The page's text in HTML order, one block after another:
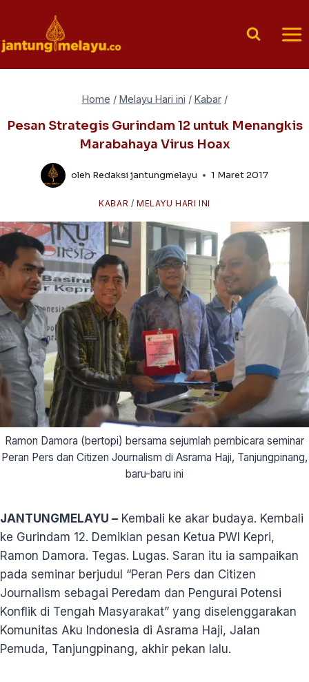
content
Home / Melayu Hari ini / Kabar /
Pesan Strategis Gurindam 12 untuk Menangkis
Marabahaya Virus Hoax
oleh Redaksi jantungmelayu 1 Maret 2017
KABAR / MELAYU HARI INI
Ramon Damora (bertopi) bersama sejumlah pembicara seminar
Peran Pers dan Citizen Journalism di Asrama Haji, Tanjungpinang,
baru-baru ini
JANTUNGMELAYU – Kembali ke akar budaya. Kembali
ke Gurindam 12. Demikian pesan Ketua PWI Kepri,
Ramon Damora. Tegas. Lugas. Saran itu ia sampaikan
pada seminar berjudul “Peran Pers dan Citizen
Journalism sebagai Peredam dan Pengurai Potensi
Konflik di Tengah Masyarakat” yang diselenggarakan
Komunitas Aku Indonesia di Asrama Haji, Jalan
Pemuda, Tanjungpinang, akhir pekan lalu.